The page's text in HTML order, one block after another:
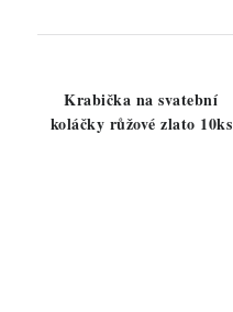
Krabička na svatební
koláčky růžové zlato 10ks